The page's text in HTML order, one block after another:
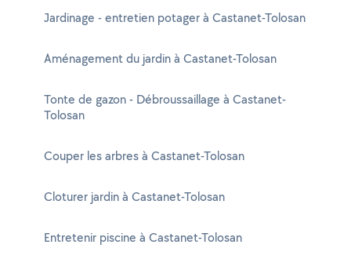
Jardinage - entretien potager à Castanet-Tolosan
Aménagement du jardin à Castanet-Tolosan
Tonte de gazon - Débroussaillage à Castanet-
Tolosan
Couper les arbres à Castanet-Tolosan
Cloturer jardin à Castanet-Tolosan
Entretenir piscine à Castanet-Tolosan